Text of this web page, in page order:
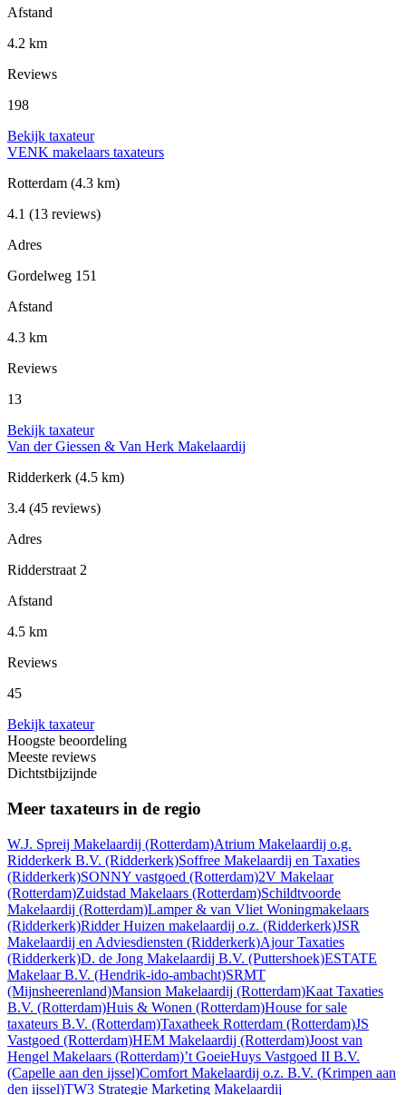
Afstand
4.2 km
Reviews
198
Bekijk taxateur
VENK makelaars taxateurs
Rotterdam (4.3 km)
4.1 (13 reviews)
Adres
Gordelweg 151
Afstand
4.3 km
Reviews
13
Bekijk taxateur
Van der Giessen & Van Herk Makelaardij
Ridderkerk (4.5 km)
3.4 (45 reviews)
Adres
Ridderstraat 2
Afstand
4.5 km
Reviews
45
Bekijk taxateur
Hoogste beoordeling
Meeste reviews
Dichtstbijzijnde
Meer taxateurs in de regio
W.J. Spreij Makelaardij (Rotterdam)Atrium Makelaardij o.g.
Ridderkerk B.V. (Ridderkerk)Soffree Makelaardij en Taxaties
(Ridderkerk)SONNY vastgoed (Rotterdam)2V Makelaar
(Rotterdam)Zuidstad Makelaars (Rotterdam)Schildtvoorde
Makelaardij (Rotterdam)Lamper & van Vliet Woningmakelaars
(Ridderkerk)Ridder Huizen makelaardij o.z. (Ridderkerk)JSR
Makelaardij en Adviesdiensten (Ridderkerk)Ajour Taxaties
(Ridderkerk)D. de Jong Makelaardij B.V. (Puttershoek)ESTATE
Makelaar B.V. (Hendrik-ido-ambacht)SRMT
(Mijnsheerenland)Mansion Makelaardij (Rotterdam)Kaat Taxaties
B.V. (Rotterdam)Huis & Wonen (Rotterdam)House for sale
taxateurs B.V. (Rotterdam)Taxatheek Rotterdam (Rotterdam)JS
Vastgoed (Rotterdam)HEM Makelaardij (Rotterdam)Joost van
Hengel Makelaars (Rotterdam)’t GoeieHuys Vastgoed II B.V.
(Capelle aan den ijssel)Comfort Makelaardij o.z. B.V. (Krimpen aan
den ijssel)TW3 Strategie Marketing Makelaardij